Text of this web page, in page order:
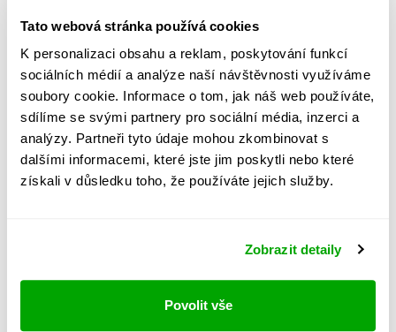
Tato webová stránka používá cookies
K personalizaci obsahu a reklam, poskytování funkcí
sociálních médií a analýze naší návštěvnosti využíváme
soubory cookie. Informace o tom, jak náš web používáte,
sdílíme se svými partnery pro sociální média, inzerci a
analýzy. Partneři tyto údaje mohou zkombinovat s
dalšími informacemi, které jste jim poskytli nebo které
získali v důsledku toho, že používáte jejich služby.
Zobrazit detaily
Povolit vše
Město
PSČ
Stát